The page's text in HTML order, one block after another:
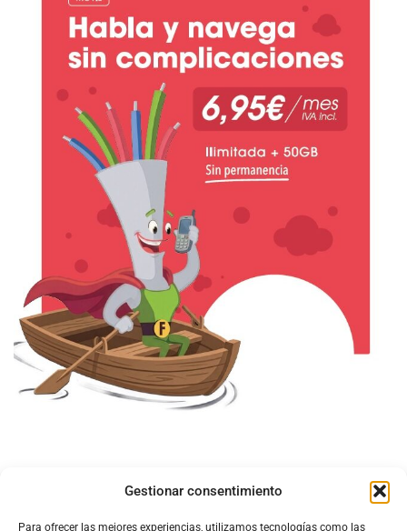
Gestionar consentimiento
Para ofrecer las mejores experiencias, utilizamos tecnologías como las